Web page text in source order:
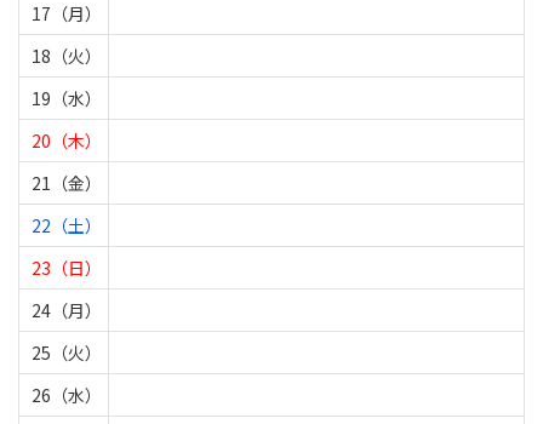
17（月）
18（火）
19（水）
20（木）
21（金）
22（土）
23（日）
24（月）
25（火）
26（水）